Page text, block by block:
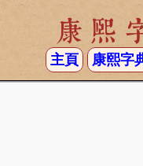
康熙
主頁 康熙字